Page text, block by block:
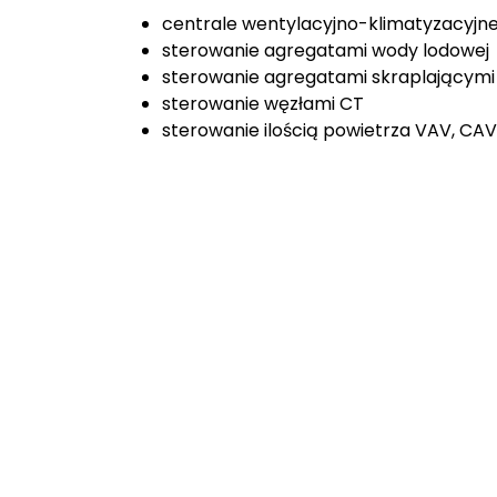
centrale wentylacyjno-
sterowanie agregatami wody lodowej
sterowanie agregatami skraplającymi
sterowanie węzłami CT
sterowanie ilością powietrza VAV, CAV